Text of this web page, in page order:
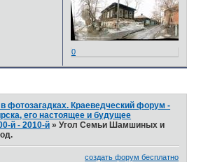
0
Краеведческий форум -
его настоящее и будущее
й - 2010-й »Угол Семьи Шамшиных и
создать форум бесплатно